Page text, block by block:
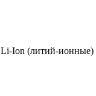
Ion (литий-